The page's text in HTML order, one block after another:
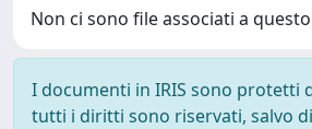
Non ci sono file associati a
I documenti in IRIS sono protetti
tutti i diritti sono riservati, salvo